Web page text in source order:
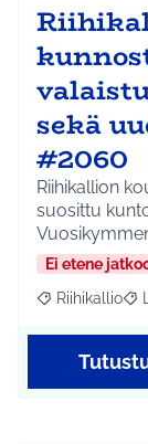
sekä
#2060
Riihikallion
suosittu
Ei etene
Rajaa tulokset
Riihikallio